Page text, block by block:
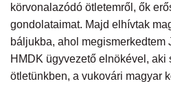
körvonalazódó ötletemről, ők
gondolataimat. Majd elhívtak
báljukba, ahol megismerkedtem
HMDK ügyvezető elnökével, aki
ötletünkben, a vukovári magyar